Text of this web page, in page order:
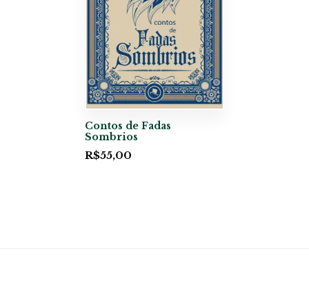
Contos de Fadas
Sombrios
R$55,00